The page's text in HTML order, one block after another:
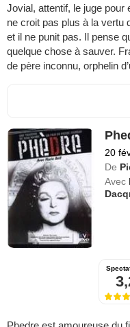
Jovial, attentif, le juge
ne croit pas plus à la vertu
et il ne punit pas. Il pense
quelque chose à sauver.
de père inconnu, orphelin
20
De
Avec